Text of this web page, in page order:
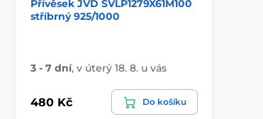
Přívěsek JVD SVLP1279X61M100
stříbrný 925/1000
3 - 7 dní, v úterý 18. 8. u vás
480 Kč Do košíku